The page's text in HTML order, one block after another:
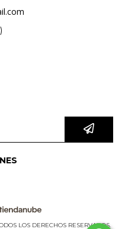
LOS DERECHOS RESERVADOS.